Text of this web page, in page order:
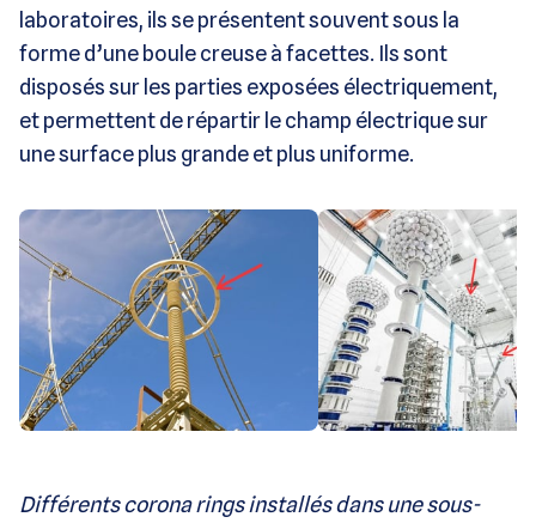
laboratoires, ils se présentent souvent sous la
forme d’une boule creuse à facettes. Ils sont
disposés sur les parties exposées électriquement,
et permettent de répartir le champ électrique sur
une surface plus grande et plus uniforme.
Différents corona rings installés dans une sous-